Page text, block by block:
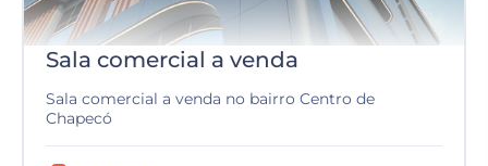
Sala comercial a venda
Sala comercial a venda no bairro Centro de
Chapecó